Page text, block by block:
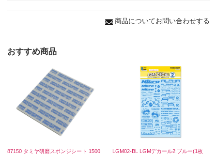
商品についてお問い合わせする
おすすめ商品
87150 タミヤ研磨スポンジシート 1500
LGM02-BL LGMデカール2 ブルー(1枚